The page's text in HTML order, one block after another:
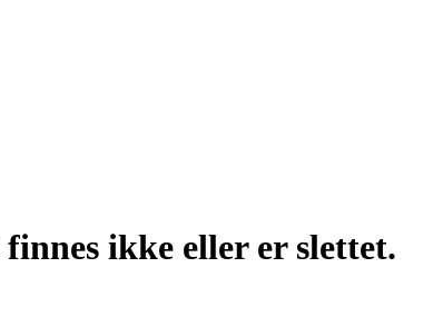
ikke eller er slettet.